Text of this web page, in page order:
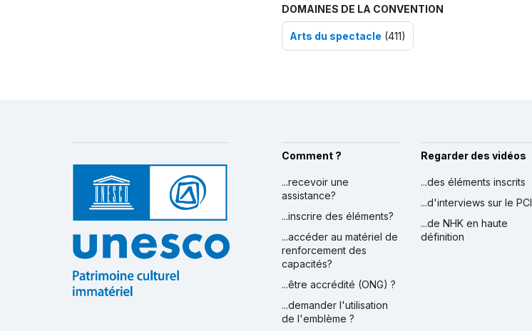
DOMAINES DE LA CONVENTION
Arts du spectacle (411)
Comment ?
...recevoir une
assistance?
...inscrire des éléments?
...accéder au matériel de
renforcement des
capacités?
...être accrédité (ONG) ?
...demander l'utilisation
de l'emblème ?
Regarder des vidéos
...des éléments inscrits
...d'interviews sur le PCI
...de NHK en haute
définition